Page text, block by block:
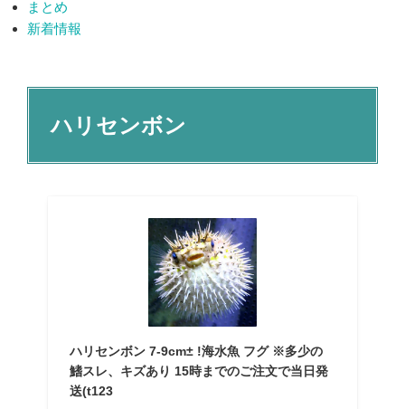
まとめ
新着情報
ハリセンボン
ハリセンボン 7-9cm± !海水魚 フグ ※多少の
鰭スレ、キズあり 15時までのご注文で当日発
送(t123